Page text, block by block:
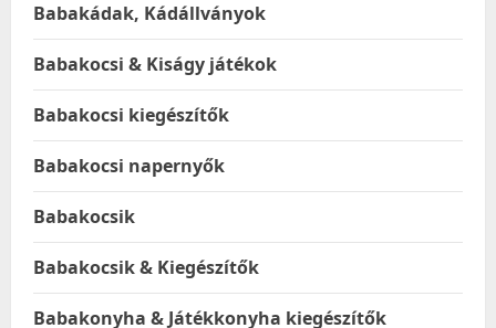
Babakádak, Kádállványok
Babakocsi & Kiságy játékok
Babakocsi kiegészítők
Babakocsi napernyők
Babakocsik
Babakocsik & Kiegészítők
Babakonyha & Játékkonyha kiegészítők